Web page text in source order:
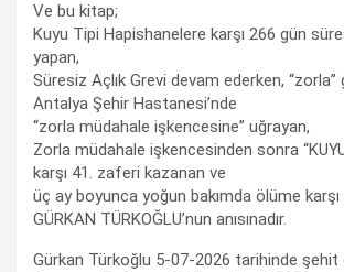
Ve bu kitap;
Kuyu Tipi Hapishanelere karşı 266 gün
yapan,
Süresiz Açlık Grevi devam ederken,
Antalya Şehir Hastanesi’nde
“zorla müdahale işkencesine” uğrayan,
Zorla müdahale işkencesinden sonra “KUYU
karşı 41. zaferi kazanan ve
üç ay boyunca yoğun bakımda ölüme karşı
GÜRKAN TÜRKOĞLU’nun anısınadır.
Gürkan Türkoğlu 5-07-2026 tarihinde şehit